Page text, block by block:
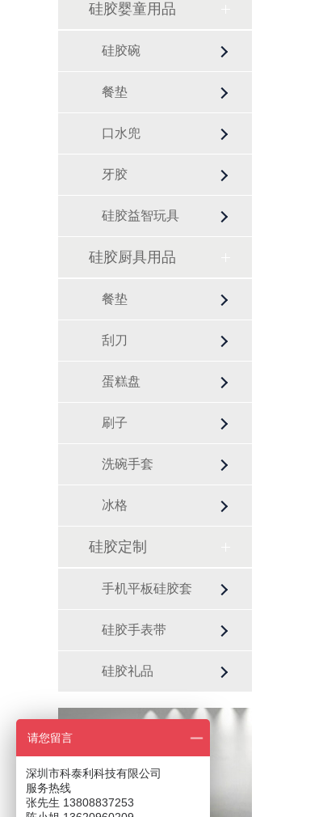
硅胶婴童用品
硅胶碗
餐垫
口水兜
牙胶
硅胶益智玩具
硅胶厨具用品
餐垫
刮刀
蛋糕盘
刷子
洗碗手套
冰格
硅胶定制
手机平板硅胶套
硅胶手表带
硅胶礼品
13808837253
请您留言
深圳市科泰利科技有限公司
服务热线
张先生 13808837253